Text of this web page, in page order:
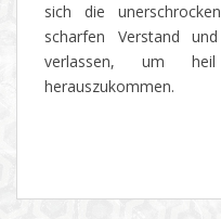
sich die
scharfen Verstand
verlassen, um
herauszukommen.